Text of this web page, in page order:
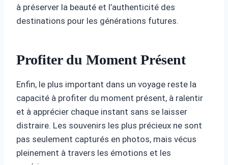
à préserver la beauté et l’authenticité des
destinations pour les générations futures.
Profiter du Moment Présent
Enfin, le plus important dans un voyage reste la
capacité à profiter du moment présent, à ralentir
et à apprécier chaque instant sans se laisser
distraire. Les souvenirs les plus précieux ne sont
pas seulement capturés en photos, mais vécus
pleinement à travers les émotions et les